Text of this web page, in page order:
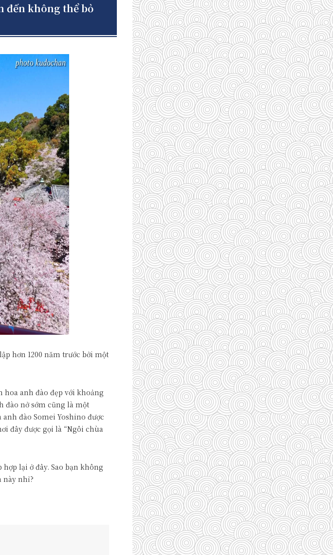
đến không thể bỏ
hơn 1200 năm trước bởi một
anh đào đẹp với khoảng
đào nở sớm cũng là một
đào Somei Yoshino được
đây được gọi là “Ngôi chùa
lại ở đây. Sao bạn không
này nhỉ?